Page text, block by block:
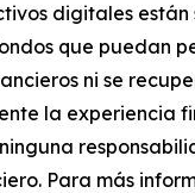
digitales
que puedan
ni se
la experiencia
Para más